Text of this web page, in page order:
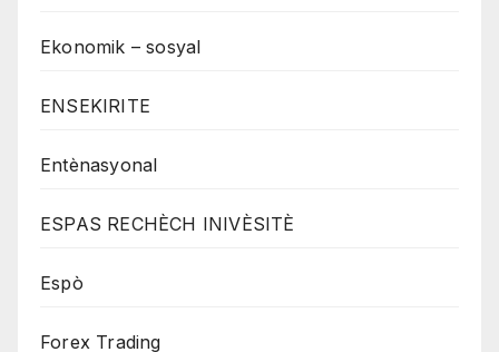
Ekonomik – sosyal
ENSEKIRITE
Entènasyonal
ESPAS RECHÈCH INIVÈSITÈ
Espò
Forex Trading